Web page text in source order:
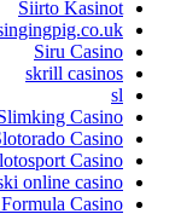
Siirto Kasinot
Siru Casino
skrill casinos
sl
Casino
Casino
Casino
online casino
Casino